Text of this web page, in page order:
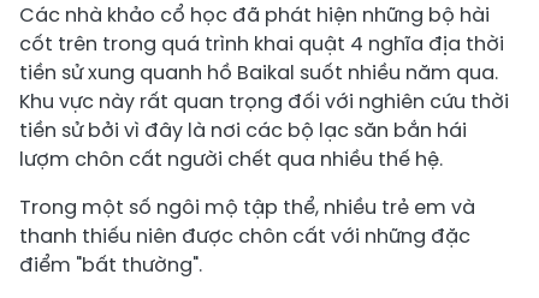
Các nhà khảo cổ học đã phát hiện những bộ hài
cốt trên trong quá trình khai quật 4 nghĩa địa thời
tiền sử xung quanh hồ Baikal suốt nhiều năm qua.
Khu vực này rất quan trọng đối với nghiên cứu thời
tiền sử bởi vì đây là nơi các bộ lạc săn bắn hái
lượm chôn cất người chết qua nhiều thế hệ.
Trong một số ngôi mộ tập thể, nhiều trẻ em và
thanh thiếu niên được chôn cất với những đặc
điểm "bất thường".